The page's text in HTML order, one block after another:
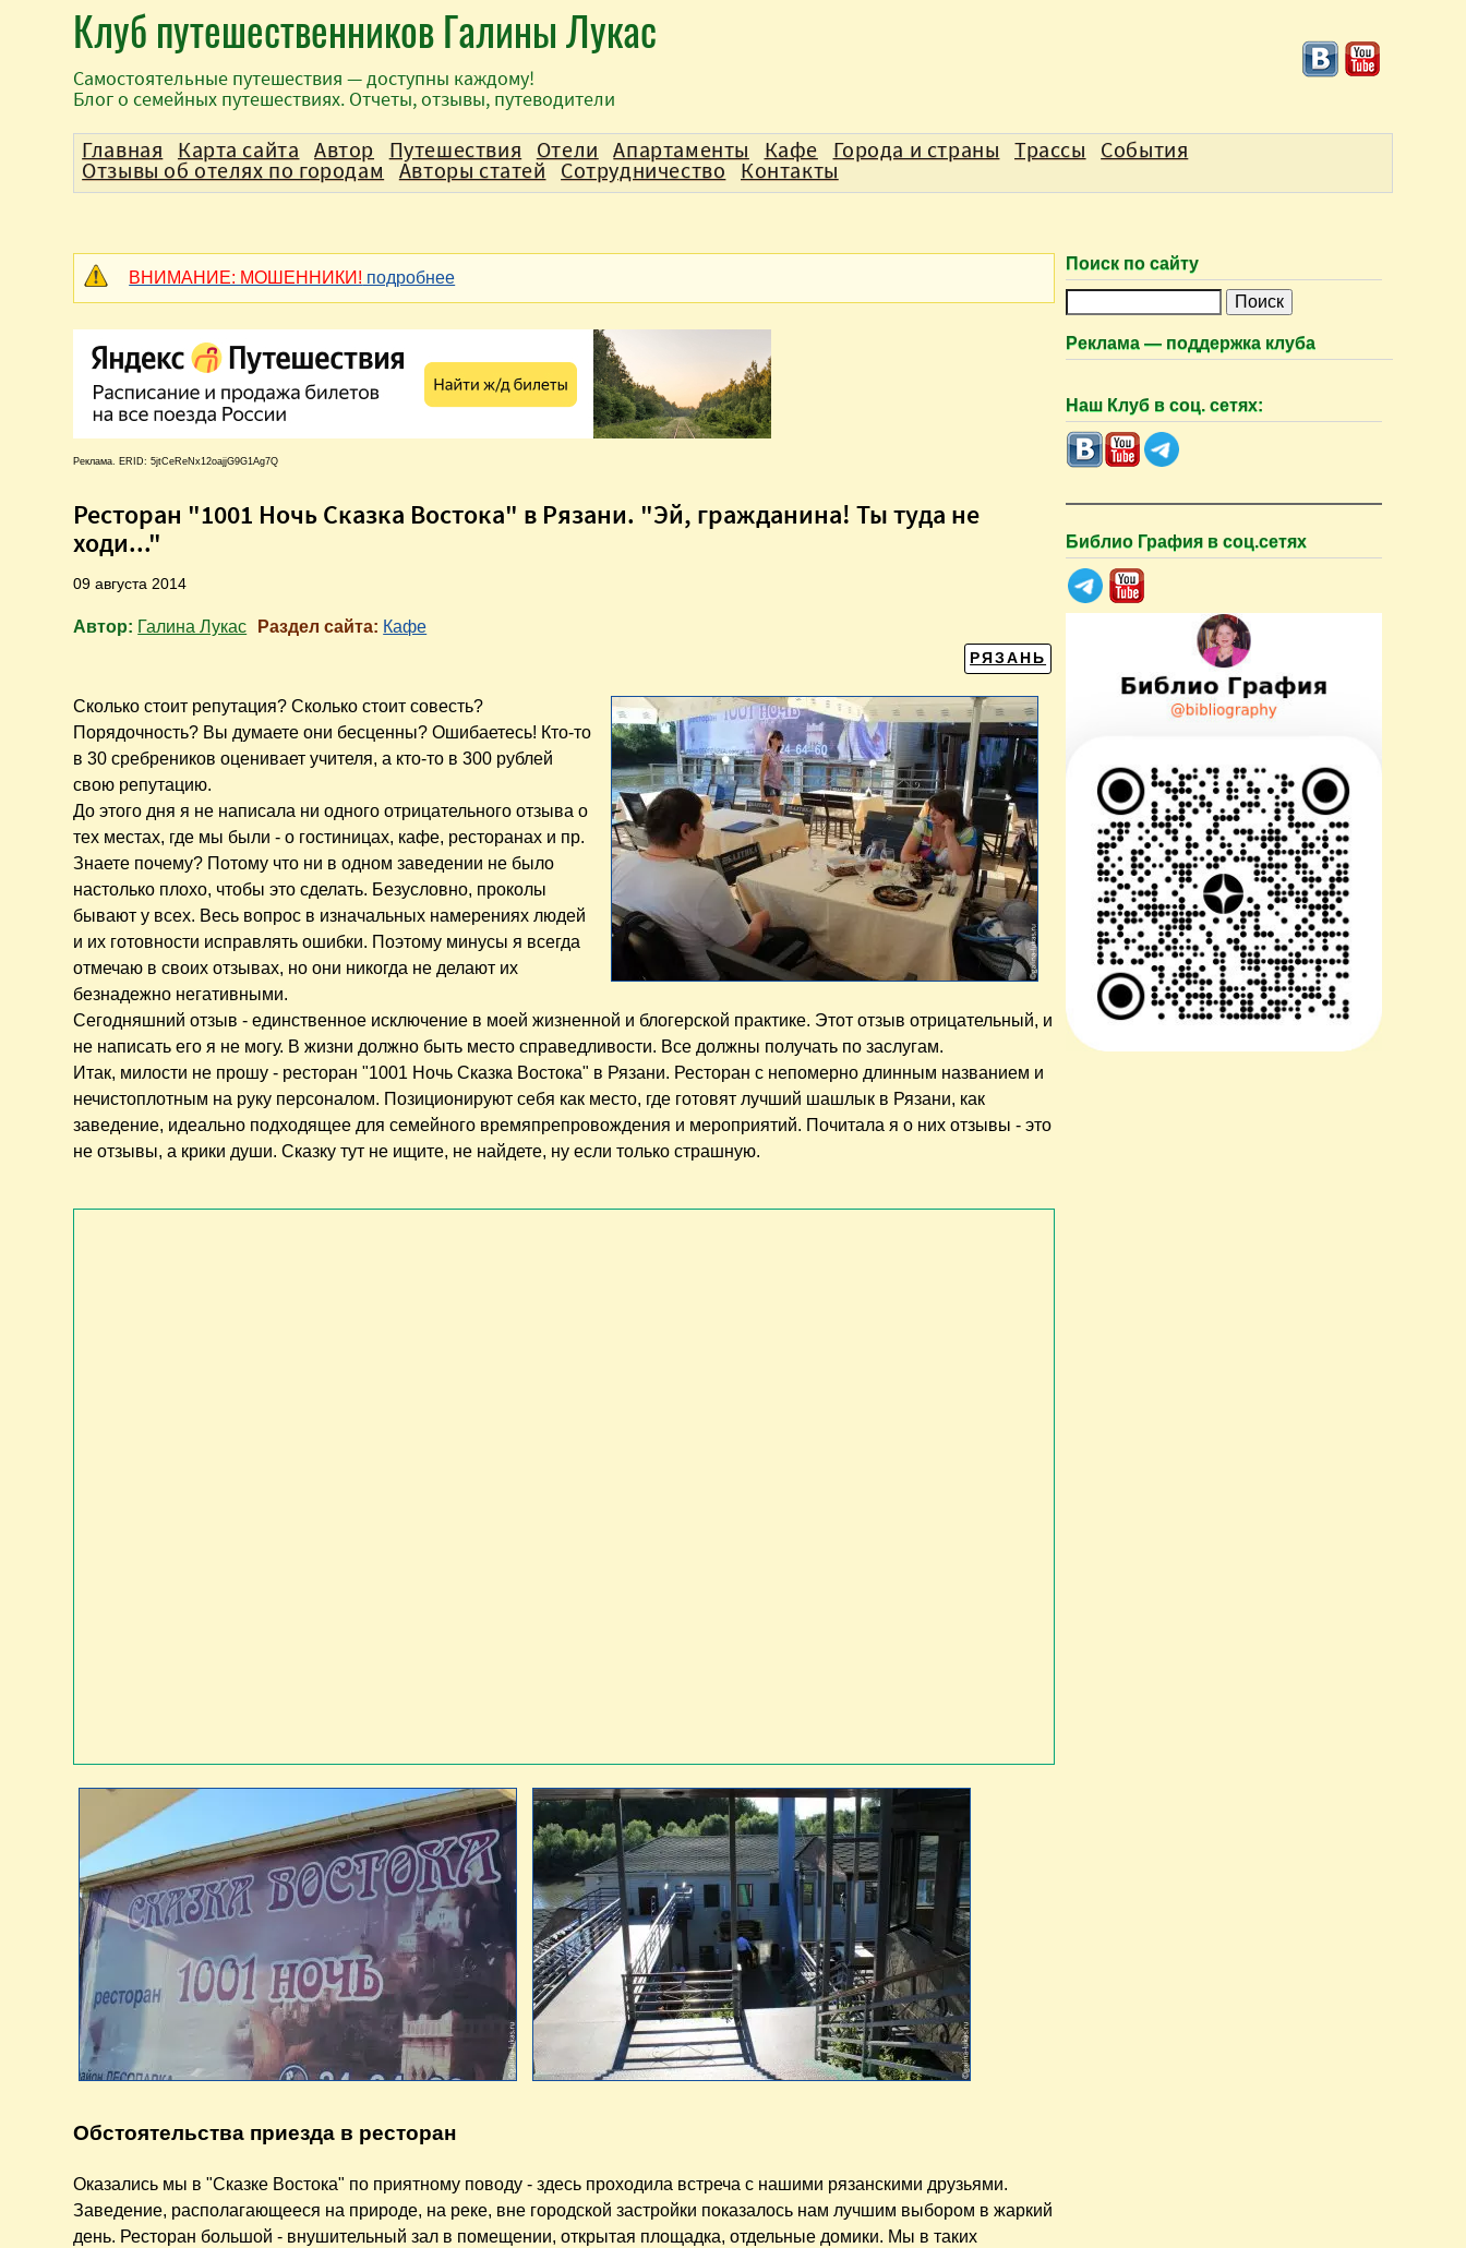
Клуб путешественников Галины Лукас
Самостоятельные путешествия — доступны каждому!
Блог о семейных путешествиях. Отчеты, отзывы, путеводители
ВНИМАНИЕ: МОШЕННИКИ! подробнее
Реклама. ERID: 5jtCeReNx12oajjG9G1Ag7Q
Ресторан "1001 Ночь Сказка Востока" в Рязани. "Эй, гражданина! Ты туда не
ходи..."
09 августа 2014
Автор: Галина Лукас Раздел сайта: Кафе
РЯЗАНЬ
Сколько стоит репутация? Сколько стоит совесть?
Порядочность? Вы думаете они бесценны? Ошибаетесь! Кто-то
в 30 сребреников оценивает учителя, а кто-то в 300 рублей
свою репутацию.
До этого дня я не написала ни одного отрицательного отзыва о
тех местах, где мы были - о гостиницах, кафе, ресторанах и пр.
Знаете почему? Потому что ни в одном заведении не было
настолько плохо, чтобы это сделать. Безусловно, проколы
бывают у всех. Весь вопрос в изначальных намерениях людей
и их готовности исправлять ошибки. Поэтому минусы я всегда
отмечаю в своих отзывах, но они никогда не делают их
безнадежно негативными.
​Сегодняшний отзыв - единственное исключение в моей жизненной и блогерской практике. Этот отзыв отрицательный, и
не написать его я не могу. В жизни должно быть место справедливости. Все должны получать по заслугам.
Итак, милости не прошу - ресторан "1001 Ночь Сказка Востока" в Рязани. Ресторан с непомерно длинным названием и
нечистоплотным на руку персоналом. Позиционируют себя как место, где готовят лучший шашлык в Рязани, как
заведение, идеально подходящее для семейного времяпрепровождения и мероприятий. Почитала я о них отзывы - это
не отзывы, а крики души. Сказку тут не ищите, не найдете, ну если только страшную.
Обстоятельства приезда в ресторан
Оказались мы в "Сказке Востока" по приятному поводу - здесь проходила встреча с нашими рязанскими друзьями.
Заведение, располагающееся на природе, на реке, вне городской застройки показалось нам лучшим выбором в жаркий
день. Ресторан большой - внушительный зал в помещении, открытая площадка, отдельные домики. Мы в таких
Главная Карта сайта Автор Путешествия Отели Апартаменты Кафе Города и страны Трассы События
Отзывы об отелях по городам Авторы статей Сотрудничество Контакты
Поиск по сайту
и
к
Реклама — поддержка клуба
Наш Клуб в соц. сетях:
Библио Графия в соц.сетях